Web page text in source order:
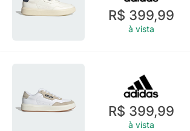
R$ 399,99
à vista
R$ 399,99
à vista